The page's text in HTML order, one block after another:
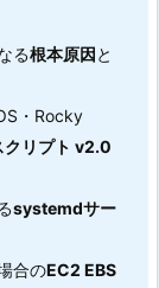
る根本原因と
・Rocky
クリプト v2.0
systemdサー
合のEC2 EBS